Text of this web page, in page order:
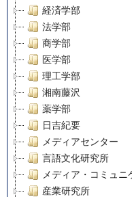
経済学部
法学部
商学部
医学部
理工学部
湘南藤沢
薬学部
日吉紀要
メディアセンター
言語文化研究所
メディア・コミュ
産業研究所